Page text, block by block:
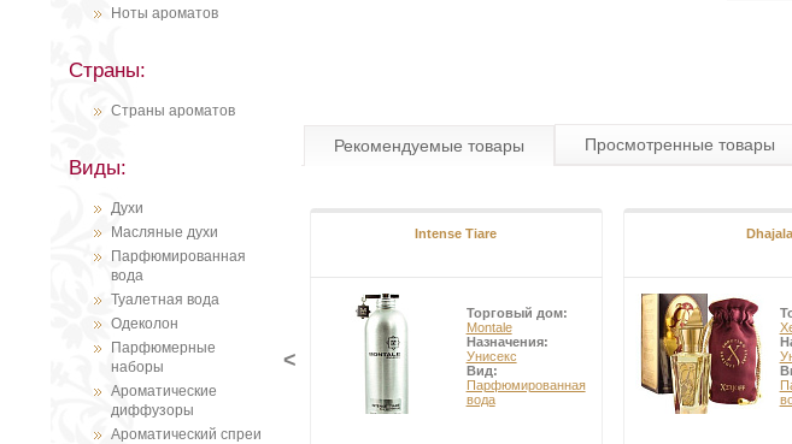
Ноты ароматов
Страны:
Страны ароматов
Виды:
Духи
Масляные духи
Парфюмированная
вода
Туалетная вода
Одеколон
Парфюмерные
наборы
Ароматические
диффузоры
Ароматический спреи
Рекомендуемые товары Просмотренные товары
Intense Tiare
Торговый дом:
Montale
Назначения:
Унисекс
Вид:
Парфюмированная
вода
Dhajala
<